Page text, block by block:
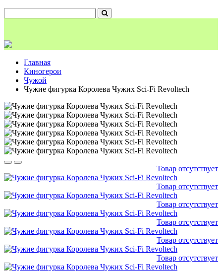
Главная
Киногерои
Чужой
Чужие фигурка Королева Чужих Sci-Fi Revoltech
Товар отсутствует
Товар отсутствует
Товар отсутствует
Товар отсутствует
Товар отсутствует
Товар отсутствует